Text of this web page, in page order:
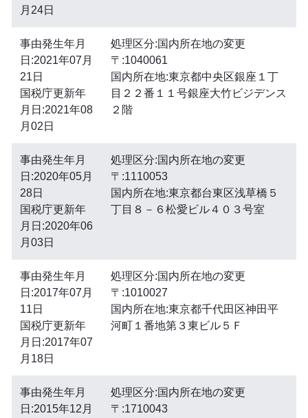
月24日
事由発生年月
日:2021年07月
21日
国税庁更新年
月日:2021年08
月02日
処理区分:国内所在地の変更
〒:1040061
国内所在地:東京都中央区銀座１丁
目２２番１１号銀座大竹ビジデンス
２階
事由発生年月
日:2020年05月
28日
国税庁更新年
月日:2020年06
月03日
処理区分:国内所在地の変更
〒:1110053
国内所在地:東京都台東区浅草橋５
丁目８－６松愛ビル４０３号室
事由発生年月
日:2017年07月
11日
国税庁更新年
月日:2017年07
月18日
処理区分:国内所在地の変更
〒:1010027
国内所在地:東京都千代田区神田平
河町１番地第３東ビル５Ｆ
事由発生年月
日:2015年12月
処理区分:国内所在地の変更
〒:1710043